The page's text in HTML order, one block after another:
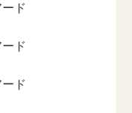
ド
ド
ド